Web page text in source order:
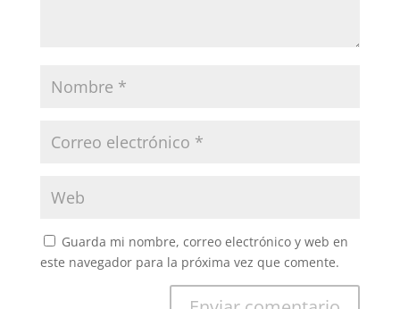
Guarda mi nombre, correo electrónico y web en
este navegador para la próxima vez que comente.